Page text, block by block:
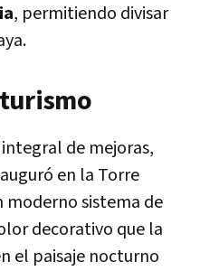
, permitiendo divisar
de mejoras,
en la Torre
moderno sistema de
decorativo que la
el paisaje nocturno